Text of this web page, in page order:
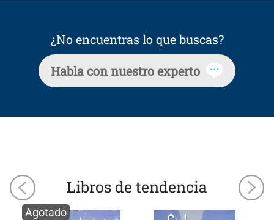
¿No encuentras lo que buscas?
Habla con nuestro experto
Libros de tendencia
Agotado